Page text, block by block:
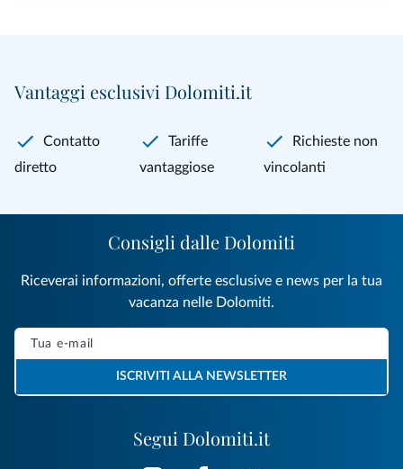
Vantaggi esclusivi Dolomiti.it
Contatto
diretto
Tariffe
vantaggiose
Richieste non
vincolanti
Segui Dolomiti.it
Consigli dalle Dolomiti
Riceverai informazioni, offerte esclusive e news per la tua
vacanza nelle Dolomiti.
ISCRIVITI ALLA NEWSLETTER